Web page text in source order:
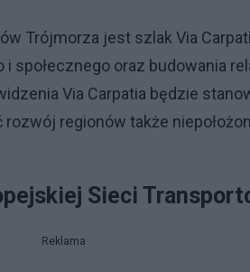
Trójmorza jest szlak Via
oraz budowania
Via Carpatia będzie
regionów także
Sieci
Reklama